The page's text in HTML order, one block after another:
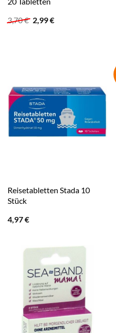
3,70€ Ursprünglicher
2,99€Aktueller
Reisetabletten Stada 10
Stück
4,97€